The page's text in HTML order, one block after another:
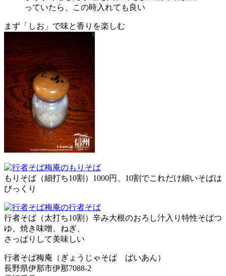
っていたら、この時入れても良い
まず「しお」で味と香りを楽しむ
もりそば（細打ち10割）1000円、10割でこれだけ細いそばは
びっくり
行者そば（太打ち10割）辛み大根のおろし汁入り特性そばつ
ゆ、焼き味噌、ねぎ、
さっぱりして美味しい
行者そば梅庵（ぎょうじゃそば ばいあん）
長野県伊那市伊那7088-2